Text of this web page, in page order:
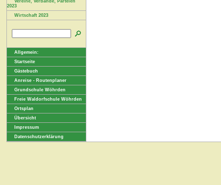
Vereine, Verbände, Parteien
2023
Wirtschaft 2023
Allgemein:
Startseite
Gästebuch
Anreise - Routenplaner
Grundschule Wöhrden
Freie Waldorfschule Wöhrden
Ortsplan
Übersicht
Impressum
Datenschutzerklärung